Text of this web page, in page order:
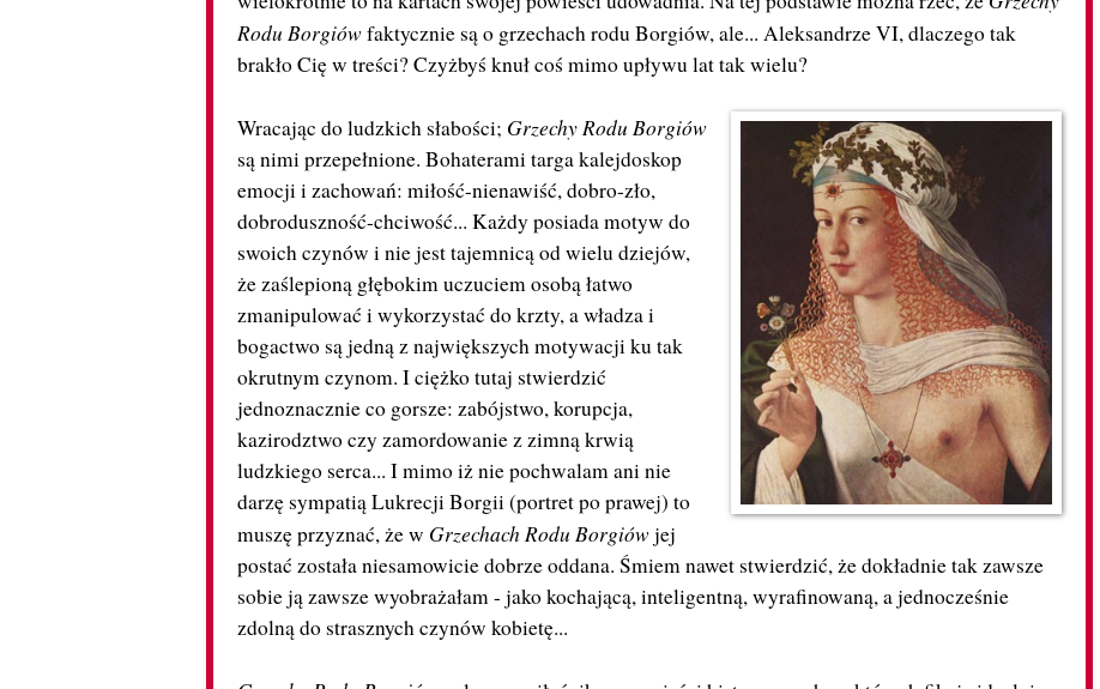
Rodu Borgiówfaktycznie są o grzechach rodu Borgiów, ale... Aleksandrze VI, dlaczego tak
brakło Cię w treści? Czyżbyś knuł coś mimo upływu lat tak wielu?
Wracając do ludzkich słabości; Grzechy Rodu Borgiów
są nimi przepełnione. Bohaterami targa kalejdoskop
emocji i zachowań: miłość-nienawiść, dobro-zło,
dobroduszność-chciwość... Każdy posiada motyw do
swoich czynów i nie jest tajemnicą od wielu dziejów,
że zaślepioną głębokim uczuciem osobą łatwo
zmanipulować i wykorzystać do krzty, a władza i
bogactwo są jedną z największych motywacji ku tak
okrutnym czynom. I ciężko tutaj stwierdzić
jednoznacznie co gorsze: zabójstwo, korupcja,
kazirodztwo czy zamordowanie z zimną krwią
ludzkiego serca... I mimo iż nie pochwalam ani nie
darzę sympatią Lukrecji Borgii (portret po prawej) to
muszę przyznać, że w Grzechach Rodu Borgiówjej
postać została niesamowicie dobrze oddana. Śmiem nawet stwierdzić, że dokładnie tak zawsze
sobie ją zawsze wyobrażałam - jako kochającą, inteligentną, wyrafinowaną, a jednocześnie
zdolną do strasznych czynów kobietę...